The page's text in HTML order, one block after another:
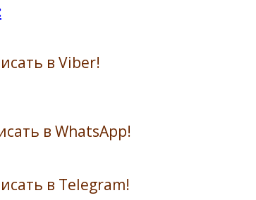
в Viber!
в WhatsApp!
в Telegram!